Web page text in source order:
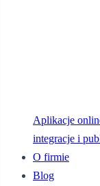
Aplikacje
integracje i
O firmie
Blog